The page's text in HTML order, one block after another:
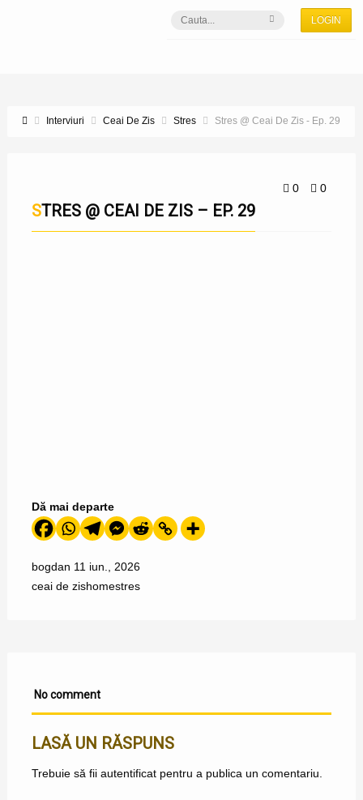
LOGIN
Interviuri Ceai De Zis Stres Stres @ Ceai De Zis - Ep. 29
0 0
STRES @ CEAI DE ZIS – EP. 29
Dă mai departe
bogdan 11 iun., 2026
ceai de zishomestres
No comment
LASĂ UN RĂSPUNS
Trebuie să fii autentificatpentru a publica un comentariu.